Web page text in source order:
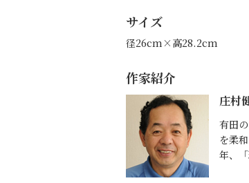
サイズ
径26cm×高28.2cm
作家紹介
庄村
有田
を柔
年、